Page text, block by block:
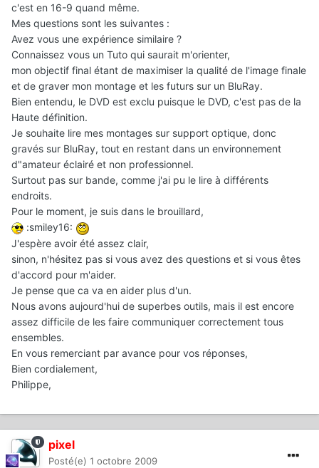
c'est en 16-9 quand même.
Mes questions sont les suivantes :
Avez vous une expérience similaire ?
Connaissez vous un Tuto qui saurait m'orienter,
mon objectif final étant de maximiser la qualité de l'image finale
et de graver mon montage et les futurs sur un BluRay.
Bien entendu, le DVD est exclu puisque le DVD, c'est pas de la
Haute définition.
Je souhaite lire mes montages sur support optique, donc
gravés sur BluRay, tout en restant dans un environnement
d"amateur éclairé et non professionnel.
Surtout pas sur bande, comme j'ai pu le lire à différents
endroits.
Pour le moment, je suis dans le brouillard,
:smiley16:
J'espère avoir été assez clair,
sinon, n'hésitez pas si vous avez des questions et si vous êtes
d'accord pour m'aider.
Je pense que ca va en aider plus d'un.
Nous avons aujourd'hui de superbes outils, mais il est encore
assez difficile de les faire communiquer correctement tous
ensembles.
En vous remerciant par avance pour vos réponses,
Bien cordialement,
Philippe,
pixel
Posté(e) 1 octobre 2009